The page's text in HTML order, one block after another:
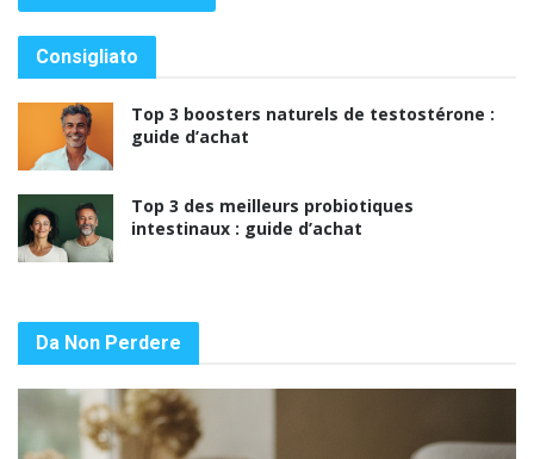
Consigliato
Top 3 boosters naturels de testostérone :
guide d’achat
Top 3 des meilleurs probiotiques
intestinaux : guide d’achat
Da Non Perdere